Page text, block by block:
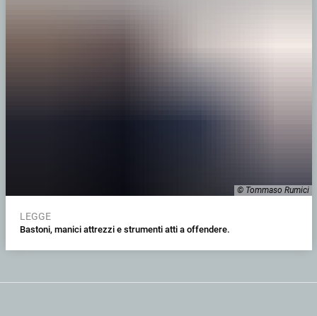
© Tommaso Rumici
LEGGE
Bastoni, manici attrezzi e strumenti atti a offendere.